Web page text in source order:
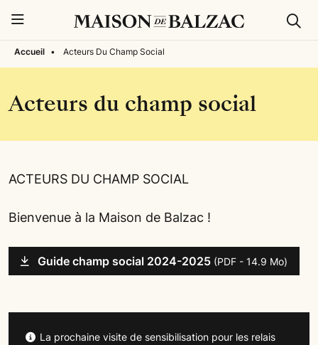
Accueil • Acteurs Du Champ Social
Acteurs du champ social
ACTEURS DU CHAMP SOCIAL
Bienvenue à la Maison de Balzac !
Guide champ social 2024-2025 (PDF - 14.9 Mo)
La prochaine visite de sensibilisation pour les relais